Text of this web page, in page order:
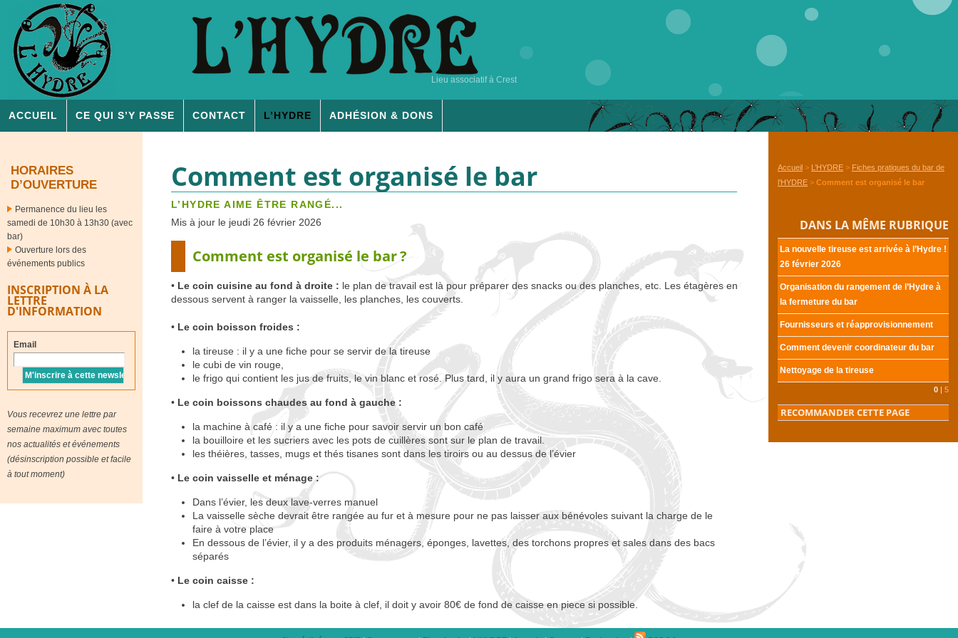
Lieu associatif à Crest
ACCUEIL CE QUI S’Y PASSE CONTACT L’HYDRE ADHÉSION & DONS
Comment est organisé le bar
L’HYDRE AIME ÊTRE RANGÉ...
Mis à jour le jeudi 26 février 2026
Comment est organisé le bar?
• Le coin cuisine au fond à droite : le plan de travail est là pour préparer des snacks ou des planches, etc. Les étagères en
dessous servent à ranger la vaisselle, les planches, les couverts.
• Le coin boisson froides :
la tireuse : il y a une fiche pour se servir de la tireuse
le cubi de vin rouge,
le frigo qui contient les jus de fruits, le vin blanc et rosé. Plus tard, il y aura un grand frigo sera à la cave.
• Le coin boissons chaudes au fond à gauche :
la machine à café : il y a une fiche pour savoir servir un bon café
la bouilloire et les sucriers avec les pots de cuillères sont sur le plan de travail.
les théières, tasses, mugs et thés tisanes sont dans les tiroirs ou au dessus de l’évier
• Le coin vaisselle et ménage :
Dans l’évier, les deux lave-verres manuel
La vaisselle sèche devrait être rangée au fur et à mesure pour ne pas laisser aux bénévoles suivant la charge de le
faire à votre place
En dessous de l’évier, il y a des produits ménagers, éponges, lavettes, des torchons propres et sales dans des bacs
séparés
• Le coin caisse :
la clef de la caisse est dans la boite à clef, il doit y avoir 80€ de fond de caisse en piece si possible.
Accueil > L’HYDRE > Fiches pratiques du bar de
l’HYDRE > Comment est organisé le bar
DANS LA MÊME RUBRIQUE
La nouvelle tireuse est arrivée à l’Hydre !
26 février 2026
Organisation du rangement de l’Hydre à
la fermeture du bar
Fournisseurs et réapprovisionnement
Comment devenir coordinateur du bar
Nettoyage de la tireuse
0 | 5
RECOMMANDER CETTE PAGE
HORAIRES
D’OUVERTURE
Permanence du lieu les
samedi de 10h30 à 13h30 (avec
bar)
Ouverture lors des
événements publics
INSCRIPTION À LA
LETTRE
D'INFORMATION
Email
Vous recevrez une lettre par
semaine maximum avec toutes
nos actualités et événements
(désinscription possible et facile
à tout moment)